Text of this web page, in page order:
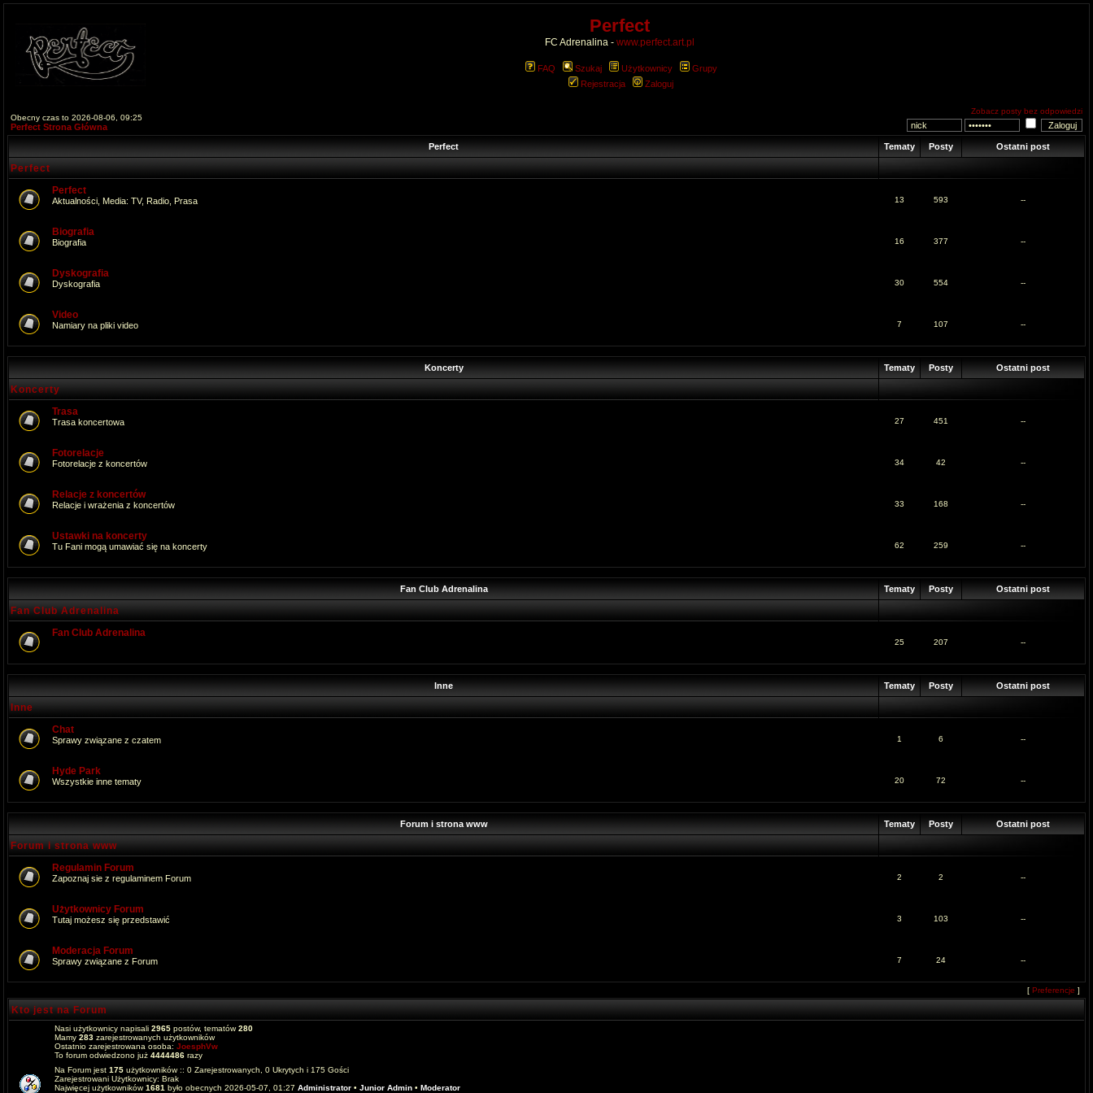
Perfect
FC Adrenalina - www.perfect.art.pl
FAQ Szukaj Użytkownicy
Grupy
Rejestracja
Zaloguj
Obecny czas to 2026-08-06, 09:25
Perfect Strona Główna
Zobacz posty bez odpowiedzi
Perfect Tematy Posty Ostatni post
Perfect
Perfect
Aktualności, Media: TV, Radio, Prasa 13 593 --
Biografia
Biografia 16 377 --
Dyskografia
Dyskografia 30 554 --
Video
Namiary na pliki video 7 107 --
Koncerty Tematy Posty Ostatni post
Koncerty
Trasa
Trasa koncertowa 27 451 --
Fotorelacje
Fotorelacje z koncertów 34 42 --
Relacje z koncertów
Relacje i wrażenia z koncertów 33 168 --
Ustawki na koncerty
Tu Fani mogą umawiać się na koncerty 62 259 --
Fan Club Adrenalina Tematy Posty Ostatni post
Fan Club Adrenalina
Fan Club Adrenalina
25 207 --
Inne Tematy Posty Ostatni post
Inne
Chat
Sprawy związane z czatem 1 6 --
Hyde Park
Wszystkie inne tematy 20 72 --
Forum i strona www Tematy Posty Ostatni post
Forum i strona www
Regulamin Forum
Zapoznaj sie z regulaminem Forum 2 2 --
Użytkownicy Forum
Tutaj możesz się przedstawić 3 103 --
Moderacja Forum
Sprawy związane z Forum 7 24 --
[ Preferencje ]
Kto jest na Forum
Nasi użytkownicy napisali 2965 postów, tematów280
Mamy 283 zarejestrowanych użytkowników
Ostatnio zarejestrowana osoba: JoesphVw
To forum odwiedzono już 4444486 razy
Na Forum jest 175 użytkowników :: 0 Zarejestrowanych, 0 Ukrytych i 175 Gości
Zarejestrowani Użytkownicy: Brak
Najwięcej użytkowników1681 było obecnych 2026-05-07, 01:27 Administrator • Junior Admin • Moderator